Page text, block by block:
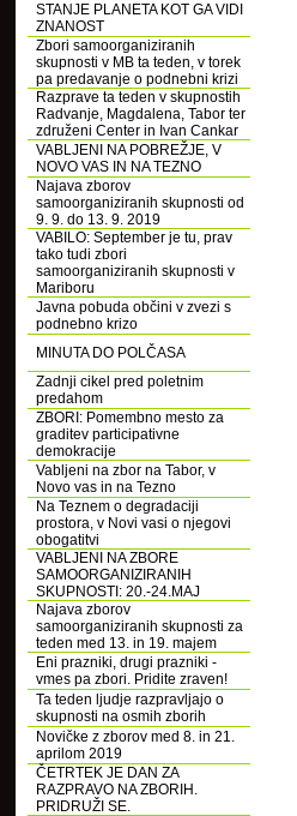
STANJE PLANETA KOT GA VIDI
ZNANOST
Zbori samoorganiziranih
skupnosti v MB ta teden, v torek
pa predavanje o podnebni krizi
Razprave ta teden v skupnostih
Radvanje, Magdalena, Tabor ter
združeni Center in Ivan Cankar
VABLJENI NA POBREŽJE, V
NOVO VAS IN NA TEZNO
Najava zborov
samoorganiziranih skupnosti od
9. 9. do 13. 9. 2019
VABILO: September je tu, prav
tako tudi zbori
samoorganiziranih skupnosti v
Mariboru
Javna pobuda občini v zvezi s
podnebno krizo
MINUTA DO POLČASA
Zadnji cikel pred poletnim
predahom
ZBORI: Pomembno mesto za
graditev participativne
demokracije
Vabljeni na zbor na Tabor, v
Novo vas in na Tezno
Na Teznem o degradaciji
prostora, v Novi vasi o njegovi
obogatitvi
VABLJENI NA ZBORE
SAMOORGANIZIRANIH
SKUPNOSTI: 20.-24.MAJ
Najava zborov
samoorganiziranih skupnosti za
teden med 13. in 19. majem
Eni prazniki, drugi prazniki -
vmes pa zbori. Pridite zraven!
Ta teden ljudje razpravljajo o
skupnosti na osmih zborih
Novičke z zborov med 8. in 21.
aprilom 2019
ČETRTEK JE DAN ZA
RAZPRAVO NA ZBORIH.
PRIDRUŽI SE.